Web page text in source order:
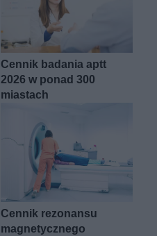
Cennik badania aptt
2026 w ponad 300
miastach
Cennik rezonansu
magnetycznego